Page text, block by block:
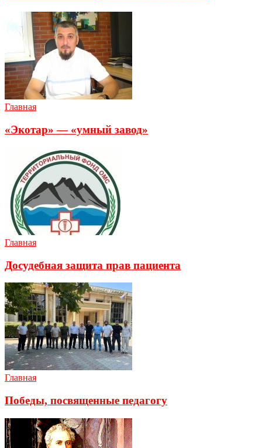
Главная
«Экотар» — «умный завод»
Главная
Досудебная защита прав пациента
Главная
Победы, посвященные педагогу